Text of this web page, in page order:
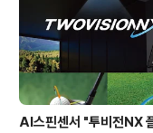
랭킹 1위라니! 왠만한 아마추
=ㅁ= 2. 루카스 블랙(Lucas
AI스핀센서 "투비전NX